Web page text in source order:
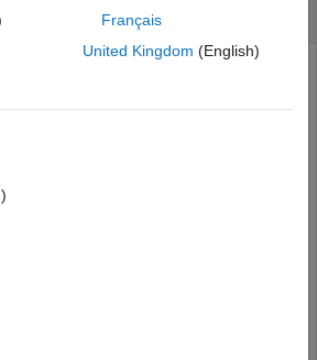
Design Options
with a numerator and denominator
dB frequency of 0.2π rad/sample.
the filter structure is a direct-form II
sections
Français
United Kingdom (English)